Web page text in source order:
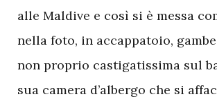
alle Maldive e così si è messa
nella foto, in accappatoio,
non proprio castigatissima sul
sua camera d’albergo che si